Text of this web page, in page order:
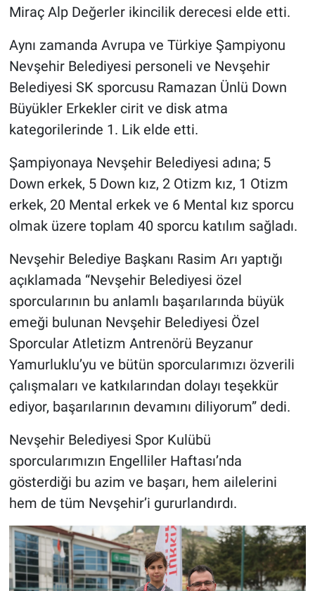
Miraç Alp Değerler ikincilik derecesi elde etti.
Aynı zamanda Avrupa ve Türkiye Şampiyonu
Nevşehir Belediyesi personeli ve Nevşehir
Belediyesi SK sporcusu Ramazan Ünlü Down
Büyükler Erkekler cirit ve disk atma
kategorilerinde 1. Lik elde etti.
Şampiyonaya Nevşehir Belediyesi adına; 5
Down erkek, 5 Down kız, 2 Otizm kız, 1 Otizm
erkek, 20 Mental erkek ve 6 Mental kız sporcu
olmak üzere toplam 40 sporcu katılım sağladı.
Nevşehir Belediye Başkanı Rasim Arı yaptığı
açıklamada “Nevşehir Belediyesi özel
sporcularının bu anlamlı başarılarında büyük
emeği bulunan Nevşehir Belediyesi Özel
Sporcular Atletizm Antrenörü Beyzanur
Yamurluklu’yu ve bütün sporcularımızı özverili
çalışmaları ve katkılarından dolayı teşekkür
ediyor, başarılarının devamını diliyorum” dedi.
Nevşehir Belediyesi Spor Kulübü
sporcularımızın Engelliler Haftası’nda
gösterdiği bu azim ve başarı, hem ailelerini
hem de tüm Nevşehir’i gururlandırdı.